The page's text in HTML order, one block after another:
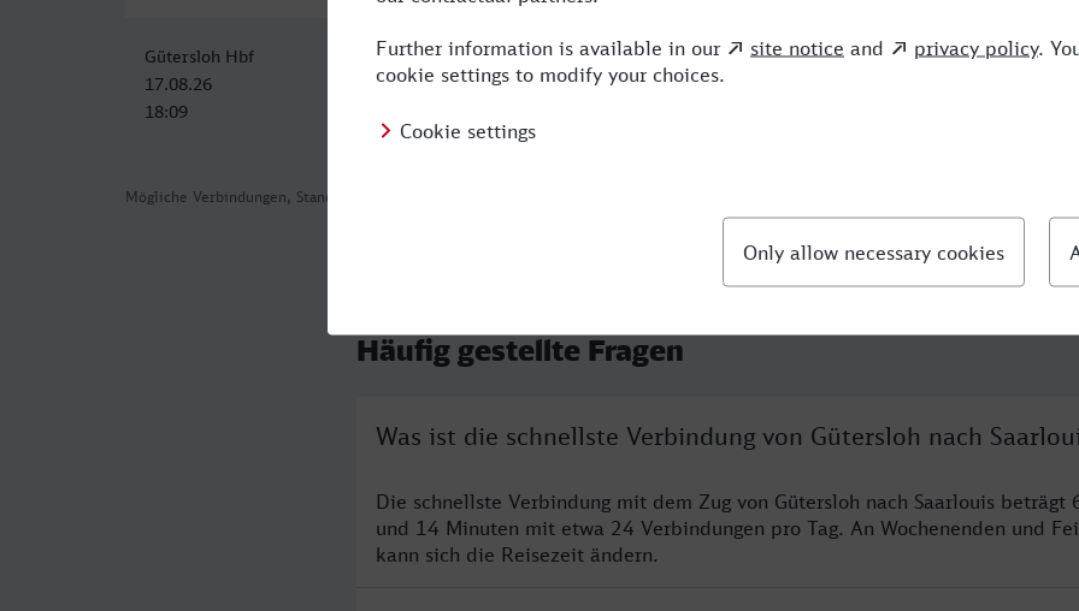
Mögliche Verbindungen, Stand: 2026-08-03 15:22
Gütersloh Hbf
17.08.26
18:09
Saarlouis Hbf
18.08.26
6:46 3 RB,RE,NX,ICE
Häufig gestellte Fragen
Was ist die schnellste Verbindung von Gütersloh nach
Die schnellste Verbindung mit dem Zug von Gütersloh nach Saarlouis beträgt
und 14 Minuten mit etwa 24 Verbindungen pro Tag. An Wochenenden und
kann sich die Reisezeit ändern.